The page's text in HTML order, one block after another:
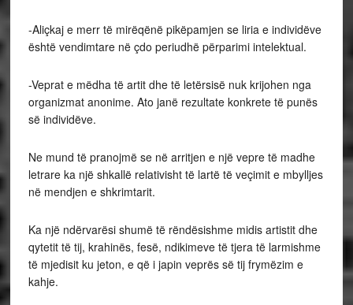
-Aliçkaj e merr të mirëqënë pikëpamjen se liria e individëve
është vendimtare në çdo periudhë përparimi intelektual.
-Veprat e mëdha të artit dhe të letërsisë nuk krijohen nga
organizmat anonime. Ato janë rezultate konkrete të punës
së individëve.
Ne mund të pranojmë se në arritjen e një vepre të madhe
letrare ka një shkallë relativisht të lartë të veçimit e mbylljes
në mendjen e shkrimtarit.
Ka një ndërvarësi shumë të rëndësishme midis artistit dhe
qytetit të tij, krahinës, fesë, ndikimeve të tjera të larmishme
të mjedisit ku jeton, e që i japin veprës së tij frymëzim e
kahje.